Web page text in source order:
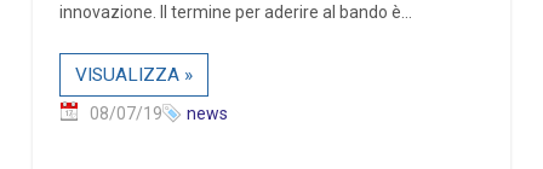
innovazione. Il termine per aderire al bando è...
VISUALIZZA »
08/07/19 news